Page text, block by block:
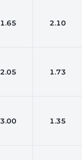
1.65 2.10
2.05 1.73
3.00 1.35